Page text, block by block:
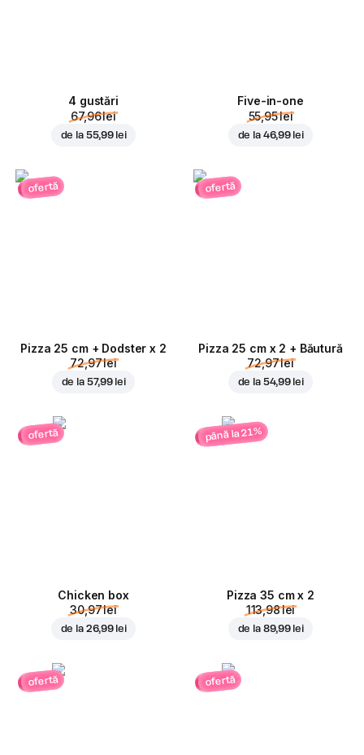
4 gustări
67,96 lei
de la 55,99 lei
Five-in-one
55,95 lei
de la 46,99 lei
ofertă
Pizza 25 cm + Dodster x 2
72,97 lei
de la 57,99 lei
ofertă
Pizza 25 cm x 2 + Băutură
72,97 lei
de la 54,99 lei
ofertă
Chicken box
30,97 lei
de la 26,99 lei
până la 21%
Pizza 35 cm x 2
113,98 lei
de la 89,99 lei
ofertă ofertă